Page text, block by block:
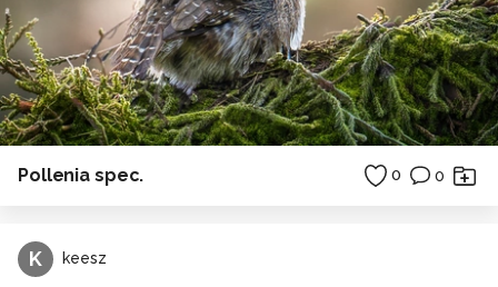
Pollenia spec. 0 0
K keesz